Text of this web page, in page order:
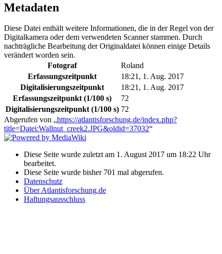
Metadaten
Diese Datei enthält weitere Informationen, die in der Regel von der
Digitalkamera oder dem verwendeten Scanner stammen. Durch
nachträgliche Bearbeitung der Originaldatei können einige Details
verändert worden sein.
Fotograf
Roland
Erfassungszeitpunkt
18:21, 1. Aug. 2017
Digitalisierungszeitpunkt
18:21, 1. Aug. 2017
Erfassungszeitpunkt (1/100 s)
72
Digitalisierungszeitpunkt (1/100 s) 72
Abgerufen von „https://atlantisforschung.de/index.php?
title=Datei:Wallnut_creek2.JPG&oldid=37032“
Diese Seite wurde zuletzt am 1. August 2017 um 18:22 Uhr
bearbeitet.
Diese Seite wurde bisher 701 mal abgerufen.
Datenschutz
Über Atlantisforschung.de
Haftungsausschluss